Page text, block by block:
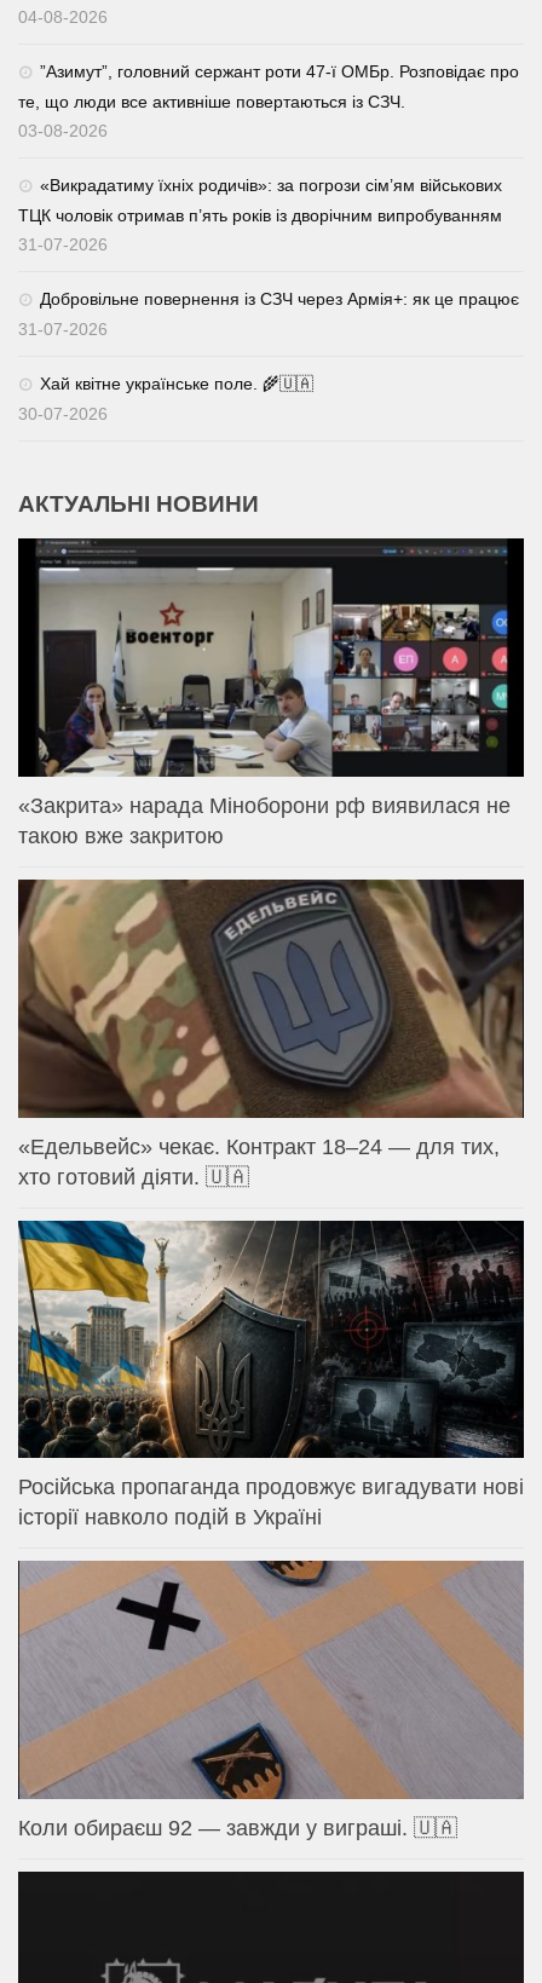
04-08-2026
⁨”Азимут”, головний сержант роти 47-ї ОМБр. Розповідає про
те, що люди все активніше повертаються із СЗЧ.
03-08-2026
«Викрадатиму їхніх родичів»: за погрози сім’ям військових
ТЦК чоловік отримав п’ять років із дворічним випробуванням
31-07-2026
Добровільне повернення із СЗЧ через Армія+: як це працює
31-07-2026
Хай квітне українське поле. 🌾🇺🇦
30-07-2026
АКТУАЛЬНІ НОВИНИ
«Закрита» нарада Міноборони рф виявилася не
такою вже закритою
«Едельвейс» чекає. Контракт 18–24 — для тих,
хто готовий діяти. 🇺🇦
Російська пропаганда продовжує вигадувати нові
історії навколо подій в Україні
Коли обираєш 92 — завжди у виграші. 🇺🇦